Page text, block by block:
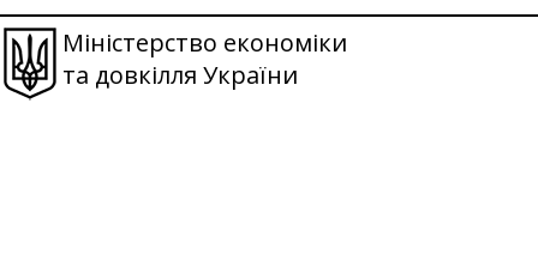
Міністерство економіки
та довкілля України